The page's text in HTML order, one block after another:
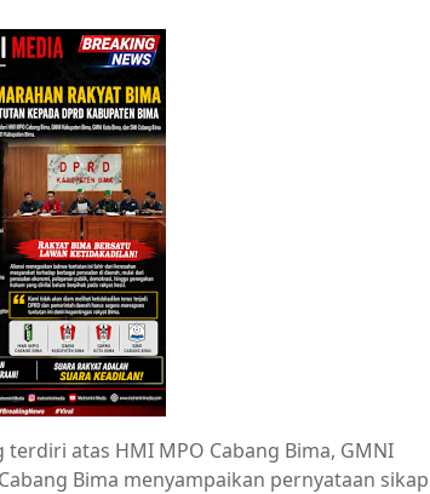
terdiri atas HMI MPO Cabang Bima, GMNI
Bima menyampaikan pernyataan sikap